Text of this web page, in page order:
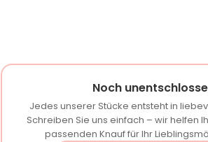
Noch
Jedes unserer Stücke entsteht in
Schreiben Sie uns einfach – wir helfen
passenden Knauf für Ihr